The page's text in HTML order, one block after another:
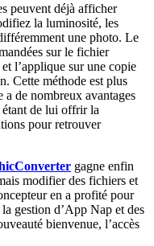
peuvent déjà afficher
la luminosité, les
une photo. Le
sur le fichier
l’applique sur une copie
Cette méthode est plus
de nombreux avantages
étant de lui offrir la
pour retrouver
gagne enfin
modifier des fichiers et
en a profité pour
gestion d’App Nap et des
bienvenue, l’accès